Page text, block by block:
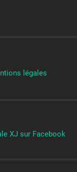
légales
XJ sur Facebook